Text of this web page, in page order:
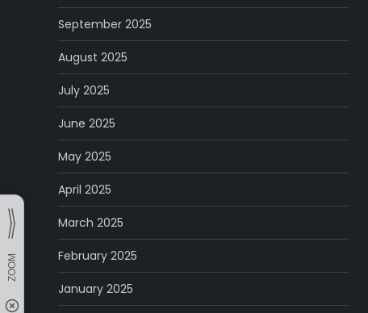
September 2025
August 2025
July 2025
June 2025
May 2025
April 2025
March 2025
February 2025
January 2025